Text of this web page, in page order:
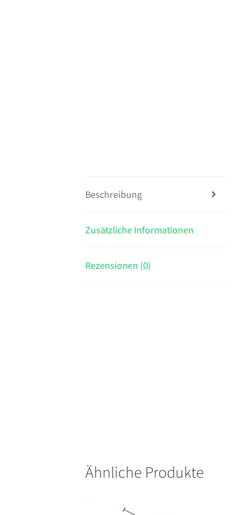
Beschreibung
Zusätzliche Informationen
Rezensionen (0)
Ähnliche Produkte